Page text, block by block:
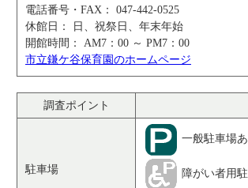
電話番号・FAX： 047-442-0525
休館日： 日、祝祭日、年末年始
開館時間： AM7：00 ～ PM7：00
市立鎌ケ谷保育園のホームページ
調査ポイント
駐車場
一般駐車場
障がい者用